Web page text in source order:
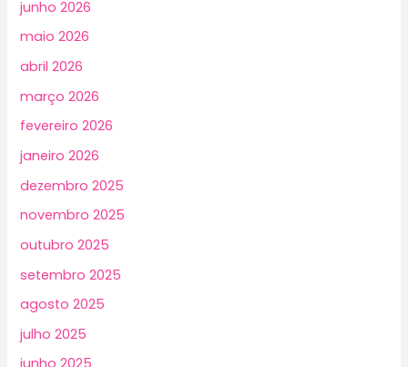
junho 2026
maio 2026
abril 2026
março 2026
fevereiro 2026
janeiro 2026
dezembro 2025
novembro 2025
outubro 2025
setembro 2025
agosto 2025
julho 2025